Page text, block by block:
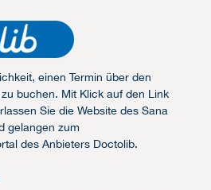
einen Termin über den
buchen. Mit Klick auf den Link
Sie die Website des Sana
gelangen zum
des Anbieters Doctolib.